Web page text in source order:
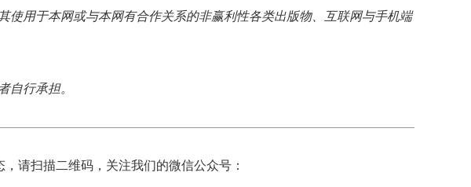
使用于本网或与本网有合作关系的非赢利性各类出版物、互联网与手机端
自行承担。
，请扫描二维码，关注我们的微信公众号：